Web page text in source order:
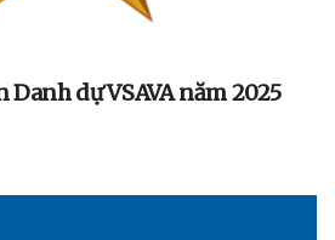
Danh dự VSAVA năm 2025